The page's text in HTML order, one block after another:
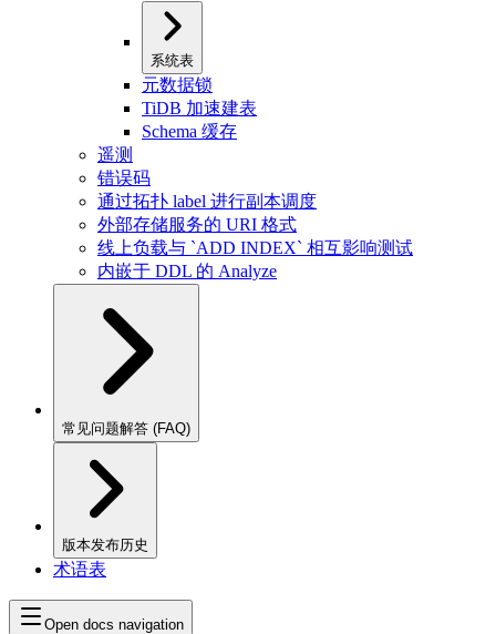
系统表
元数据锁
TiDB 加速建表
Schema 缓存
遥测
错误码
通过拓扑 label 进行副本调度
外部存储服务的 URI 格式
线上负载与 `ADD INDEX` 相互影响测试
内嵌于 DDL 的 Analyze
常见问题解答 (FAQ)
版本发布历史
术语表
Open docs navigation